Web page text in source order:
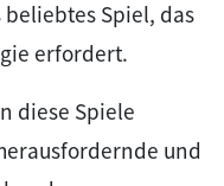
Spiel, das
erfordert.
diese Spiele
und